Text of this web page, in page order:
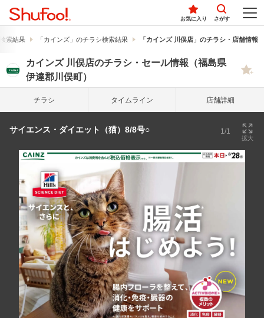
お気に入り さがす
索結果 「カインズ」のチラシ検索結果 「カインズ 川俣店」のチラシ・店舗情報
カインズ 川俣店のチラシ・セール情報（福島県
伊達郡川俣町）
チラシ タイム ライン 店舗詳細
サイエンス・ダイエット（猫）8/8号○ 1/1
拡大